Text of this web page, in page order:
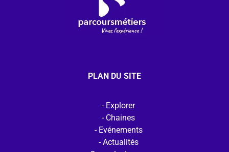
PLAN DU SITE
Explorer
Chaines
Evénements
Actualités